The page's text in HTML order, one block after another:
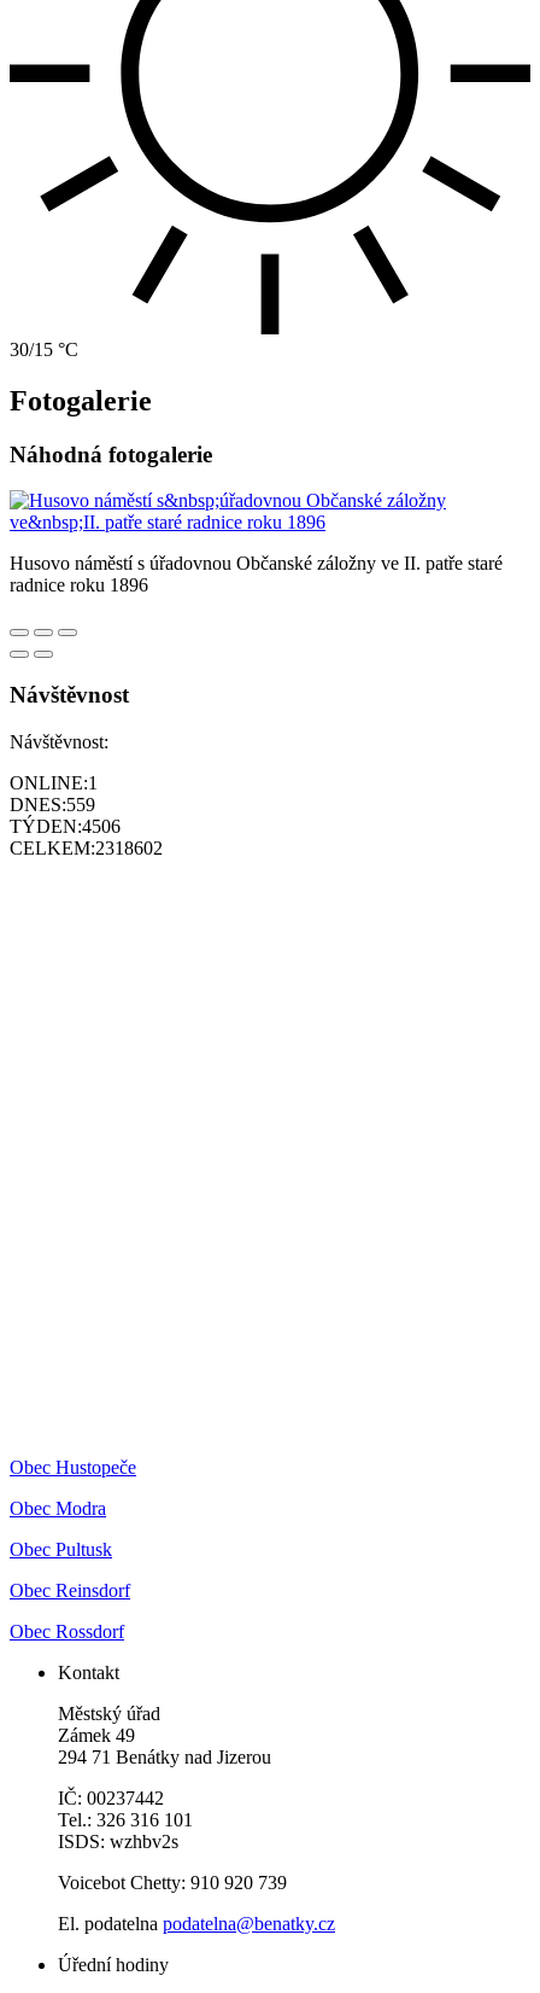
30/15 °C
Fotogalerie
Náhodná fotogalerie
Husovo náměstí s úřadovnou Občanské záložny ve II. patře staré
radnice roku 1896
Návštěvnost
Návštěvnost:
ONLINE:1
DNES:559
TÝDEN:4506
CELKEM:2318602
Obec Hustopeče
Obec Modra
Obec Pultusk
Obec Reinsdorf
Obec Rossdorf
Kontakt
Městský úřad
Zámek 49
294 71 Benátky nad Jizerou
IČ: 00237442
Tel.: 326 316 101
ISDS: wzhbv2s
Voicebot Chetty: 910 920 739
El. podatelna podatelna@benatky.cz
Úřední hodiny